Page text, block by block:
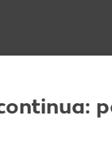
servește.